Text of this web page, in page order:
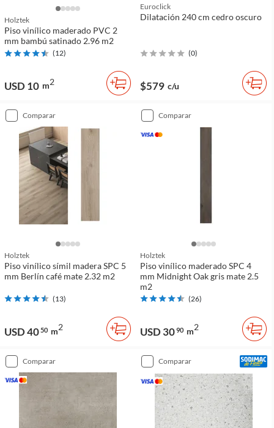
Holztek
Piso vinílico maderado PVC 2
mm bambú satinado 2.96 m2
(12)
USD 10 m2
Euroclick
Dilatación 240 cm cedro oscuro
(0)
$579 c/u
comparar
Holztek
Piso vinílico símil madera SPC 5
mm Berlín café mate 2.32 m2
(13)
USD 40 50 m2
comparar
Holztek
Piso vinílico maderado SPC 4
mm Midnight Oak gris mate 2.5
m2
(26)
USD 3090 m2
comparar comparar